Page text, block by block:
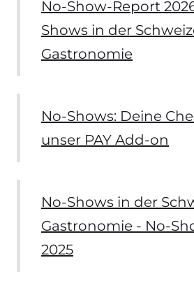
No-Show-Report
Shows in der
Gastronomie
No-Shows: Deine
unser PAY Add-on
No-Shows in der
Gastronomie - No-
2025